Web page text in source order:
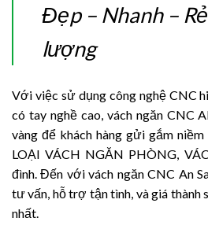
Đẹp – Nhanh –
lượng
Với việc sử dụng công nghệ CNC
có tay nghề cao, vách ngăn CNC
vàng để khách hàng gửi gắm
LOẠI VÁCH NGĂN PHÒNG,
đình. Đến với vách ngăn CNC An
tư vấn, hỗ trợ tận tình, và giá thành
nhất.